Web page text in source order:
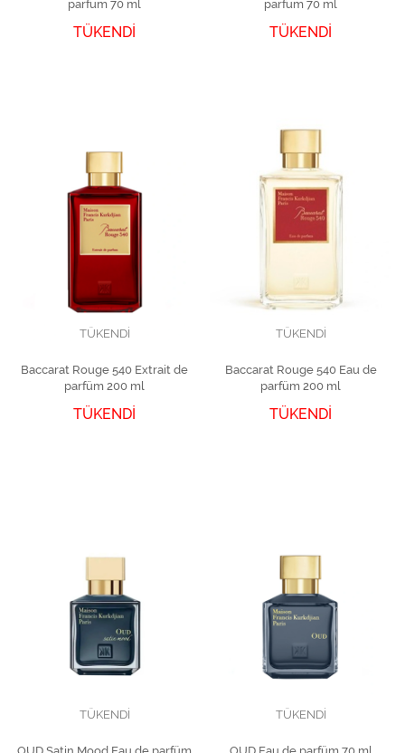
parfüm 70 ml
TÜKENDİ
parfüm 70 ml
TÜKENDİ
TÜKENDİ
Baccarat Rouge 540 Extrait de
parfüm 200 ml
TÜKENDİ
TÜKENDİ
Baccarat Rouge 540 Eau de
parfüm 200 ml
TÜKENDİ
TÜKENDİ TÜKENDİ